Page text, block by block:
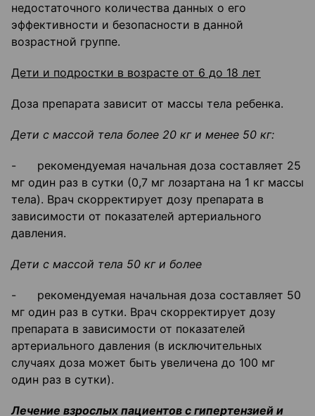
недостаточного количества данных о его
эффективности и безопасности в данной
возрастной группе.
Дети и подростки в возрасте от 6 до 18 лет
Доза препарата зависит от массы тела ребенка.
Дети с массой тела более 20 кг и менее 50 кг:
- рекомендуемая начальная доза составляет 25
мг один раз в сутки (0,7 мг лозартана на 1 кг массы
тела). Врач скорректирует дозу препарата в
зависимости от показателей артериального
давления.
Дети с массой тела 50 кг и более
- рекомендуемая начальная доза составляет 50
мг один раз в сутки. Врач скорректирует дозу
препарата в зависимости от показателей
артериального давления (в исключительных
случаях доза может быть увеличена до 100 мг
один раз в сутки).
Лечение взрослых пациентов с гипертензией и